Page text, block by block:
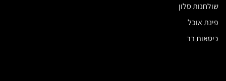
שולחנות סלון
פינת אוכל
כיסאות בר